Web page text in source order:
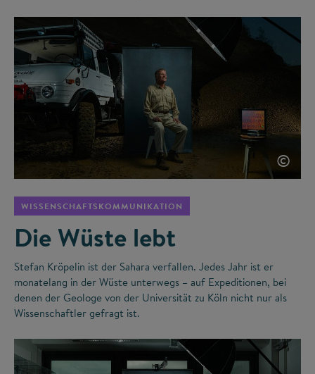
©
WISSENSCHAFTSKOMMUNIKATION
Die Wüste lebt
Stefan Kröpelin ist der Sahara verfallen. Jedes Jahr ist er
monatelang in der Wüste unterwegs – auf Expeditionen, bei
denen der Geologe von der Universität zu Köln nicht nur als
Wissenschaftler gefragt ist.